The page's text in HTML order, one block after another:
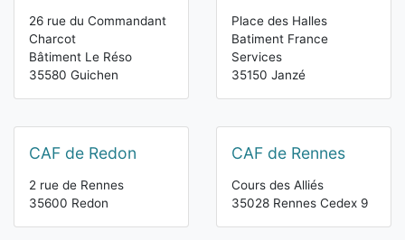
26 rue du Commandant
Charcot
Bâtiment Le Réso
35580 Guichen
Place des Halles
Batiment France
Services
35150 Janzé
CAF de Redon
2 rue de Rennes
35600 Redon
CAF de Rennes
Cours des Alliés
35028 Rennes Cedex 9